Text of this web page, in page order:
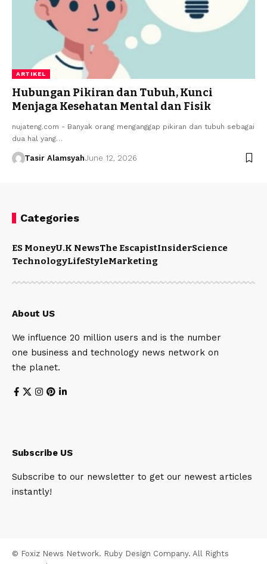
ARTIKEL
Hubungan Pikiran dan Tubuh, Kunci
Menjaga Kesehatan Mental dan Fisik
nujateng.com - Banyak orang menganggap pikiran dan tubuh sebagai
dua hal yang…
Tasir AlamsyahJune 12, 2026
Categories
ES MoneyU.K NewsThe EscapistInsiderScience
TechnologyLifeStyleMarketing
About US
We influence 20 million users and is the number
one business and technology news network on
the planet.
Subscribe US
Subscribe to our newsletter to get our newest articles
instantly!
© Foxiz News Network. Ruby Design Company. All Rights